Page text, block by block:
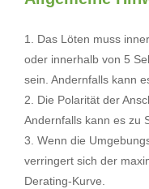
1. Das Löten muss
oder innerhalb von 5
sein. Andernfalls kann
2. Die Polarität der
Andernfalls kann es zu
3. Wenn die
verringert sich der
Derating-Kurve.